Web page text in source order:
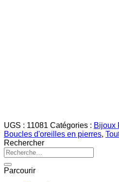
UGS : 11081 Catégories : Bijoux
Boucles d'oreilles en pierres,
Rechercher
Recherche
pour :
Parcourir